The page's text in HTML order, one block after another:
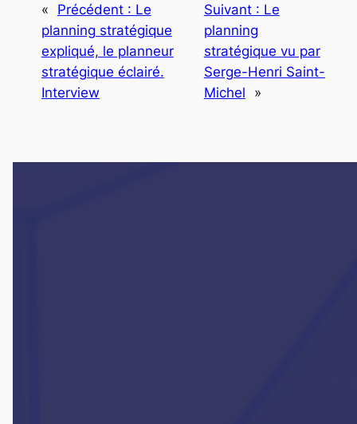
« Précédent : Le
planning stratégique
expliqué, le planneur
stratégique éclairé.
Interview
Suivant : Le
planning
stratégique vu par
Serge-Henri Saint-
Michel
»